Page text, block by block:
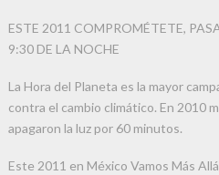
ESTE 2011 COMPROMÉTETE,
9:30 DE LA NOCHE
La Hora del Planeta es la mayor
contra el cambio climático. En 2010
apagaron la luz por 60 minutos.
Este 2011 en México Vamos Más